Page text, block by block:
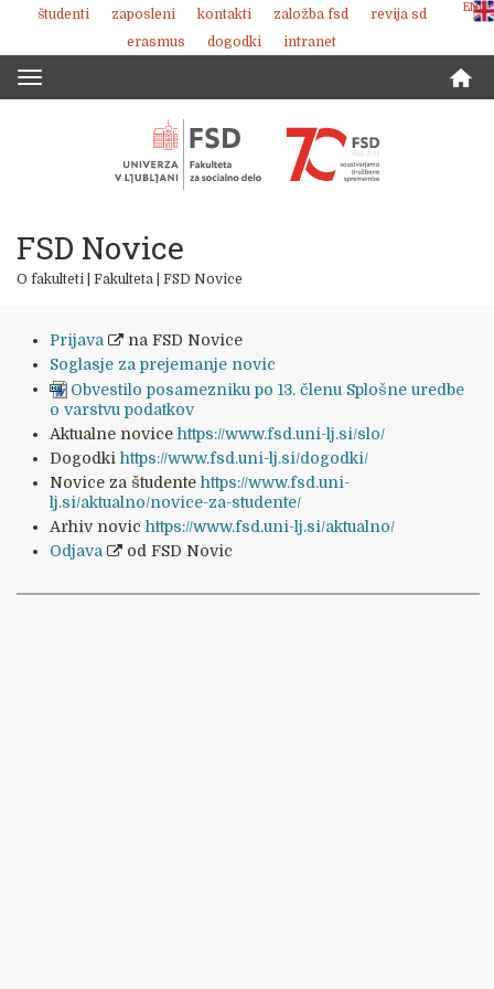
Skoči
vsebino
ENG
študenti zaposleni kontakti založba fsd
revija sd
erasmus
dogodki intranet
FSD Novice
O fakulteti Fakulteta FSD Novice
Prijava
na FSD Novice
Soglasje za prejemanje novic
Obvestilo posamezniku po 13. členu Splošne uredbe
o varstvu podatkov
Aktualne novice https://www.fsd.uni-lj.si/slo/
Dogodki https://www.fsd.uni-lj.si/dogodki/
Novice za študente https://www.fsd.uni-
lj.si/aktualno/novice-za-studente/
Arhiv novic https://www.fsd.uni-lj.si/aktualno/
Odjava
od FSD Novic